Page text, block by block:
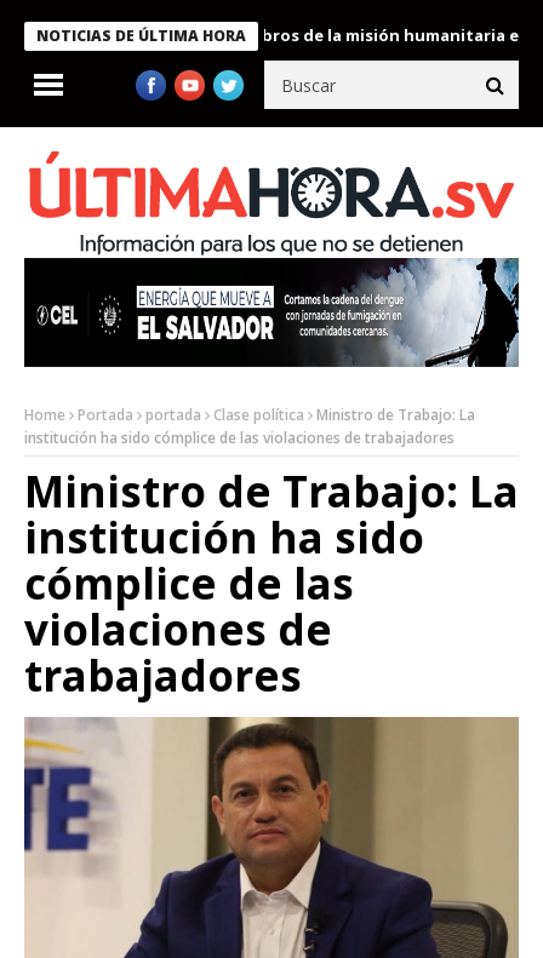
NOTICIAS DE ÚLTIMA HORA
Bukele condecora a miembros de la misión humanitaria enviada
Home Portada portada Clase política
Ministro de Trabajo: La
institución ha sido cómplice de las violaciones de trabajadores
Ministro de Trabajo: La
institución ha sido
cómplice de las
violaciones de
trabajadores